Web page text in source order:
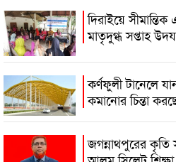
দিরাইয়ে
মাতৃদুগ্ধ সপ্তাহ
কর্ণফুলী টানেলে
কমানোর চিন্তা
জগন্নাথপুরের কৃতি